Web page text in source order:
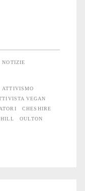
NOTIZIE
ATTIVISMO
VEGAN
CHESHIRE
OULTON